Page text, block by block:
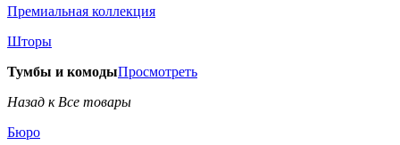
Премиальная коллекция
Шторы
Тумбы и комодыПросмотреть
Назад к Все товары
Бюро